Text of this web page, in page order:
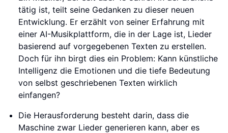
tätig ist, teilt seine Gedanken zu dieser neuen
Entwicklung. Er erzählt von seiner Erfahrung mit
einer AI-Musikplattform, die in der Lage ist, Lieder
basierend auf vorgegebenen Texten zu erstellen.
Doch für ihn birgt dies ein Problem: Kann künstliche
Intelligenz die Emotionen und die tiefe Bedeutung
von selbst geschriebenen Texten wirklich
einfangen?
Die Herausforderung besteht darin, dass die
Maschine zwar Lieder generieren kann, aber es